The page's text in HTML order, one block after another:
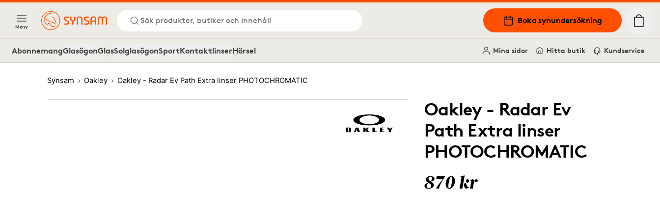
Meny
Sök produkter, butiker och innehåll Boka synundersökning
AbonnemangGlasögonGlasSolglasögonSportKontaktlinserHörsel Mina sidor Hitta butik Kundservice
Synsam Oakley Oakley - Radar Ev Path Extra linser PHOTOCHROMATIC
Oakley - Radar Ev
Path Extra linser
PHOTOCHROMATIC
870 kr